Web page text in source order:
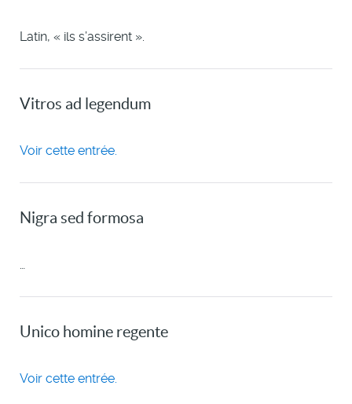
Latin, « ils s’assirent ».
Vitros ad legendum
Voir cette entrée.
Nigra sed formosa
…
Unico homine regente
Voir cette entrée.